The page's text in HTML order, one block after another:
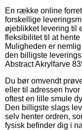
En række online
forskellige
øjeblikket levering til
fleksibilitet til at
Muligheden er
den billigste
Abstract Akrylfarve
Du bør omvendt
eller til adressen
oftest en lille smule
Den billigste slags
selv henter ordren,
fysisk befinder dig i